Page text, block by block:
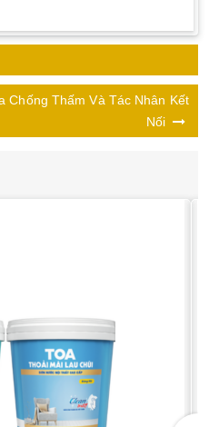
Chống Thấm Và Tác Nhân Kết
Nối